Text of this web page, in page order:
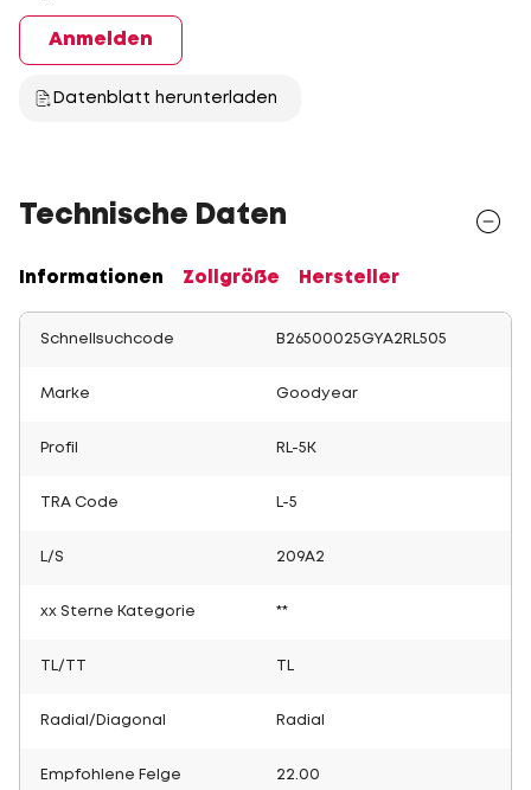
Anmelden
Datenblatt herunterladen
Technische Daten
Informationen Zollgröße Hersteller
Schnellsuchcode B26500025GYA2RL505
Marke Goodyear
Profil RL-5K
TRA Code L-5
L/S 209A2
xx Sterne Kategorie **
TL/TT
Radial/Diagonal Radial
Empfohlene Felge 22.00